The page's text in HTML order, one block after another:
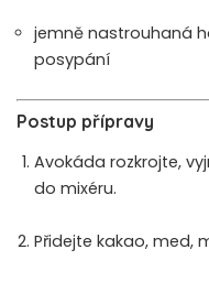
jemně nastrouhaná
posypání
Postup přípravy
Avokáda rozkrojte,
do mixéru.
Přidejte kakao, med,